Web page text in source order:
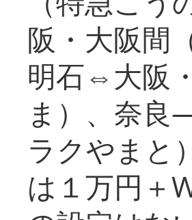
阪・大阪間
明石⇔大阪
ま）、奈
ラクやまと
は１万円＋